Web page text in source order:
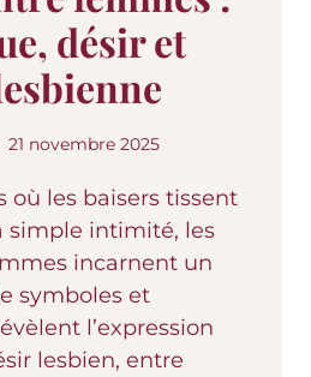
désir et
21 novembre 2025
où les baisers tissent
simple intimité, les
incarnent un
symboles et
l’expression
lesbien, entre